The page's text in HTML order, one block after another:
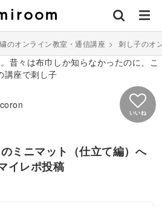
のオンライン教室・通信講座 > 刺し子のオ
いいね
ミニマット（仕立て編）へ
イレポ投稿